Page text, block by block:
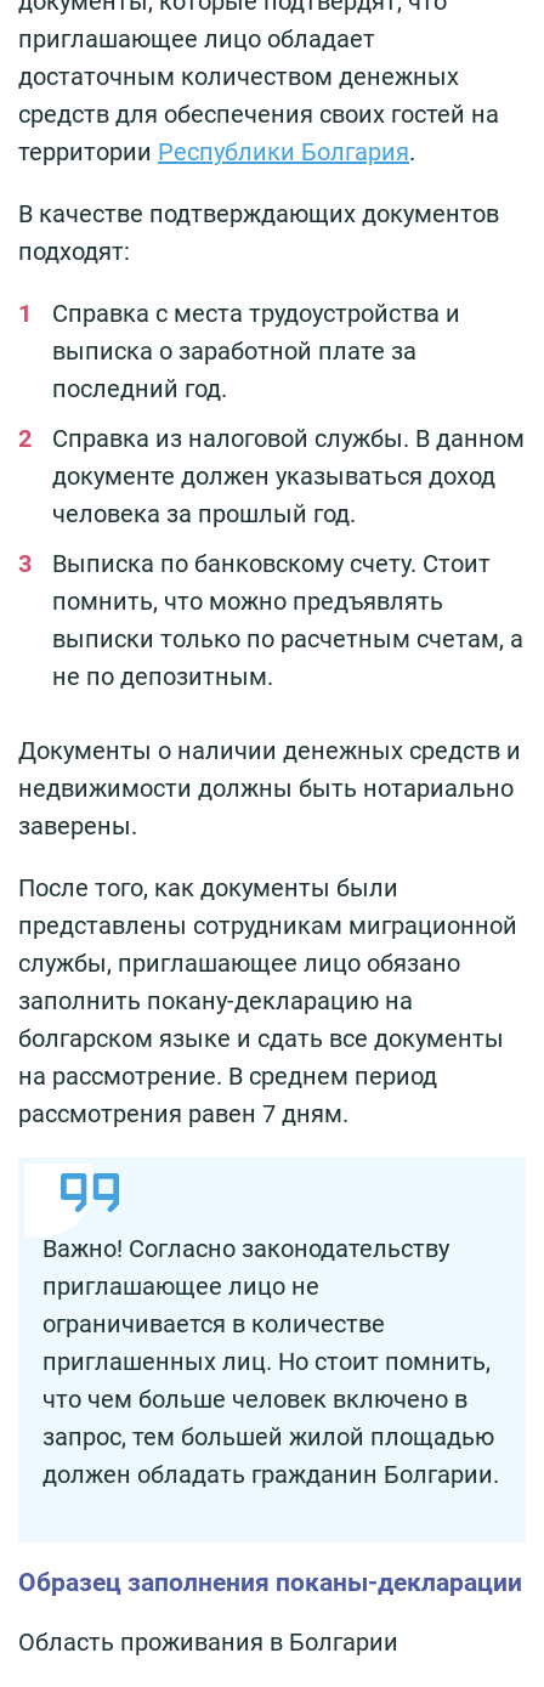
приглашающее лицо обладает
достаточным количеством денежных
средств для обеспечения своих гостей на
территории Республики Болгария.
В качестве подтверждающих документов
подходят:
Справка с места трудоустройства и
выписка о заработной плате за
последний год.
Справка из налоговой службы. В данном
документе должен указываться доход
человека за прошлый год.
Выписка по банковскому счету. Стоит
помнить, что можно предъявлять
выписки только по расчетным счетам, а
не по депозитным.
Документы о наличии денежных средств и
недвижимости должны быть нотариально
заверены.
После того, как документы были
представлены сотрудникам миграционной
службы, приглашающее лицо обязано
заполнить покану-декларацию на
болгарском языке и сдать все документы
на рассмотрение. В среднем период
рассмотрения равен 7 дням.
Важно! Согласно законодательству
приглашающее лицо не
ограничивается в количестве
приглашенных лиц. Но стоит помнить,
что чем больше человек включено в
запрос, тем большей жилой площадью
должен обладать гражданин Болгарии.
Образец заполнения поканы-декларации
Область проживания в Болгарии